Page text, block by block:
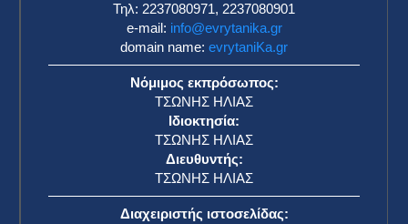
Τηλ: 2237080971, 2237080901
e-mail: info@evrytanika.gr
domain name: evrytaniKa.gr
Νόμιμος εκπρόσωπος:
ΤΣΩΝΗΣ ΗΛΙΑΣ
Ιδιοκτησία:
ΤΣΩΝΗΣ ΗΛΙΑΣ
Διευθυντής:
ΤΣΩΝΗΣ ΗΛΙΑΣ
Διαχειριστής ιστοσελίδας: